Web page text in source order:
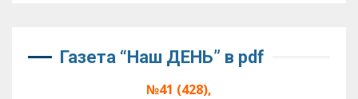
Газета “Наш ДЕНЬ” в pdf
№41 (428),